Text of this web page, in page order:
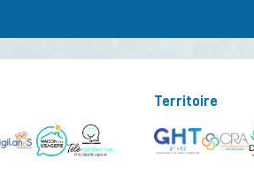
Territoire